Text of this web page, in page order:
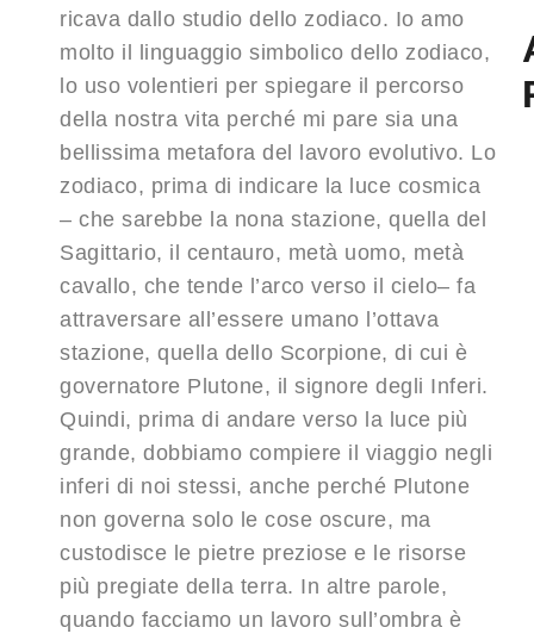
ricava dallo studio dello zodiaco. Io amo
molto il linguaggio simbolico dello zodiaco,
lo uso volentieri per spiegare il percorso
della nostra vita perché mi pare sia una
bellissima metafora del lavoro evolutivo. Lo
zodiaco, prima di indicare la luce cosmica
– che sarebbe la nona stazione, quella del
Sagittario, il centauro, metà uomo, metà
cavallo, che tende l’arco verso il cielo– fa
attraversare all’essere umano l’ottava
stazione, quella dello Scorpione, di cui è
governatore Plutone, il signore degli Inferi.
Quindi, prima di andare verso la luce più
grande, dobbiamo compiere il viaggio negli
inferi di noi stessi, anche perché Plutone
non governa solo le cose oscure, ma
custodisce le pietre preziose e le risorse
più pregiate della terra. In altre parole,
quando facciamo un lavoro sull’ombra è